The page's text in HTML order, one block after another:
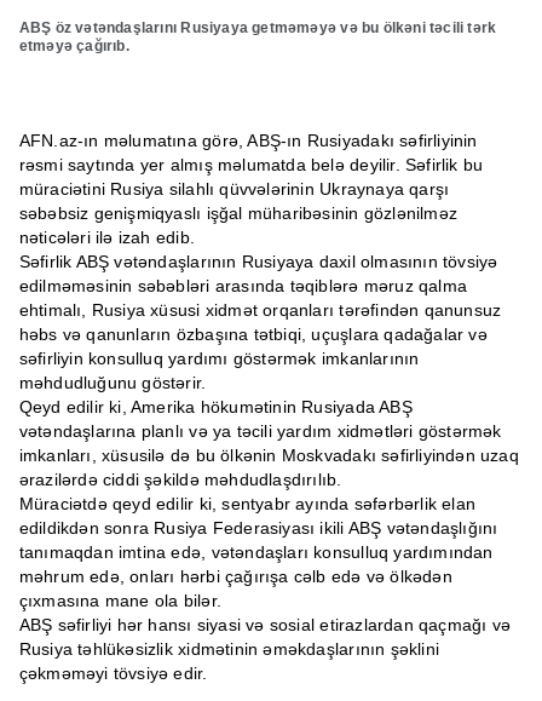
ABŞ öz vətəndaşlarını Rusiyaya getməməyə və bu ölkəni təcili tərk
etməyə çağırıb.
AFN.az-ın məlumatına görə, ABŞ-ın Rusiyadakı səfirliyinin
rəsmi saytında yer almış məlumatda belə deyilir. Səfirlik bu
müraciətini Rusiya silahlı qüvvələrinin Ukraynaya qarşı
səbəbsiz genişmiqyaslı işğal müharibəsinin gözlənilməz
nəticələri ilə izah edib.
Səfirlik ABŞ vətəndaşlarının Rusiyaya daxil olmasının tövsiyə
edilməməsinin səbəbləri arasında təqiblərə məruz qalma
ehtimalı, Rusiya xüsusi xidmət orqanları tərəfindən qanunsuz
həbs və qanunların özbaşına tətbiqi, uçuşlara qadağalar və
səfirliyin konsulluq yardımı göstərmək imkanlarının
məhdudluğunu göstərir.
Qeyd edilir ki, Amerika hökumətinin Rusiyada ABŞ
vətəndaşlarına planlı və ya təcili yardım xidmətləri göstərmək
imkanları, xüsusilə də bu ölkənin Moskvadakı səfirliyindən uzaq
ərazilərdə ciddi şəkildə məhdudlaşdırılıb.
Müraciətdə qeyd edilir ki, sentyabr ayında səfərbərlik elan
edildikdən sonra Rusiya Federasiyası ikili ABŞ vətəndaşlığını
tanımaqdan imtina edə, vətəndaşları konsulluq yardımından
məhrum edə, onları hərbi çağırışa cəlb edə və ölkədən
çıxmasına mane ola bilər.
ABŞ səfirliyi hər hansı siyasi və sosial etirazlardan qaçmağı və
Rusiya təhlükəsizlik xidmətinin əməkdaşlarının şəklini
çəkməməyi tövsiyə edir.